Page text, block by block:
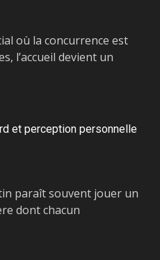
où la concurrence est
l’accueil devient un
et perception personnelle
paraît souvent jouer un
dont chacun